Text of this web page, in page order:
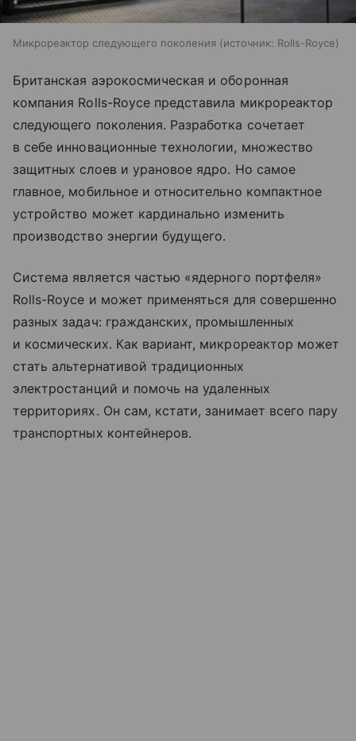
Микрореактор следующего поколения источник: Rolls-Royce
Британская аэрокосмическая и оборонная
компания Rolls-Royce представила микрореактор
следующего поколения. Разработка сочетает
в себе инновационные технологии, множество
защитных слоев и урановое ядро. Но самое
главное, мобильное и относительно компактное
устройство может кардинально изменить
производство энергии будущего.
Система является частью «ядерного портфеля»
Rolls-Royce и может применяться для совершенно
разных задач: гражданских, промышленных
и космических. Как вариант, микрореактор может
стать альтернативой традиционных
электростанций и помочь на удаленных
территориях. Он сам, кстати, занимает всего пару
транспортных контейнеров.